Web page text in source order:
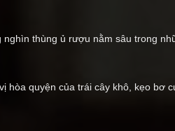
thùng ủ rượu nằm sâu trong
hòa quyện của trái cây khô, kẹo bơ